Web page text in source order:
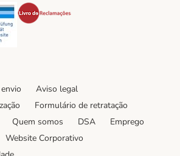
Security
Aviso legal
Formulário de retratação
Quem somos DSA
Emprego
Website Corporativo